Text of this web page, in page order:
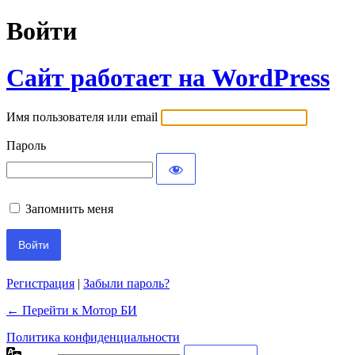
Войти
Сайт работает на WordPress
Имя пользователя или email
Пароль
Запомнить меня
Регистрация | Забыли пароль?
← Перейти к Мотор БИ
Политика конфиденциальности